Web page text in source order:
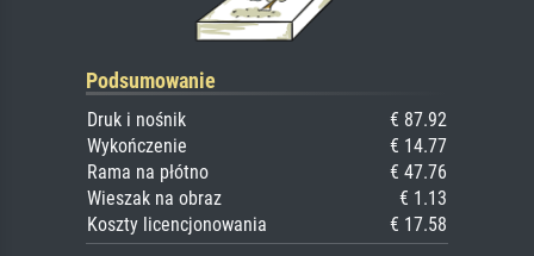
Podsumowanie
Druk i nośnik
€ 87.92
Wykończenie
€ 14.77
Rama na płótno
€ 47.76
Wieszak na obraz
€ 1.13
Koszty licencjonowania
€ 17.58